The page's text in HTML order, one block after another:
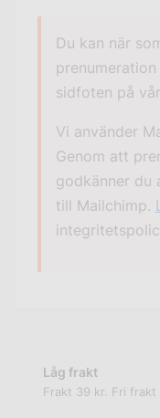
Du kan när
sidfoten på
Vi använder
Genom att
godkänner du
till Mailchimp.
Låg frakt
Frakt 39 kr. Fri frakt